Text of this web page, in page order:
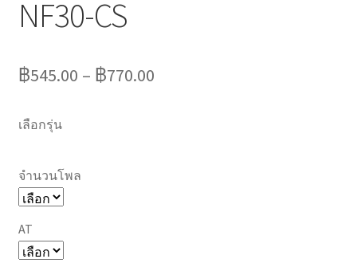
วิธีการชำระเงิน
การจัดส่งสินค้า
NF30-CS
฿545.00 – ฿770.00
เลือกรุ่น
จำนวนโพล
AT